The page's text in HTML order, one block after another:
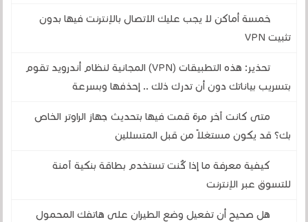
خمسة أماكن لا يجب عليك الاتصال بالإنترنت فيها بدون
تثبيت VPN
تحذير: هذه التطبيقات (VPN) المجانية لنظام أندرويد تقوم
بتسريب بياناتك دون أن تدرك ذلك .. إحذفها وبسرعة
متى كانت آخر مرة قمت فيها بتحديث جهاز الراوتر الخاص
بك؟ قد يكون مستغلاً من قبل المتسللين
كيفية معرفة ما إذا كُنت تستخدم بطاقة بنكية آمنة
للتسوق عبر الإنترنت
هل صحيح أن تفعيل وضع الطيران على هاتفك المحمول